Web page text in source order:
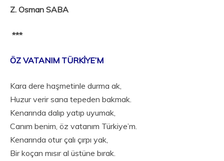
Z. Osman SABA
***
ÖZ VATANIM TÜRKİYE’M
Kara dere haşmetinle durma ak,
Huzur verir sana tepeden bakmak.
Kenarında dalıp yatıp uyumak,
Canım benim, öz vatanım Türkiye’m.
Kenarında otur çalı çırpı yak,
Bir koçan mısır al üstüne bırak.